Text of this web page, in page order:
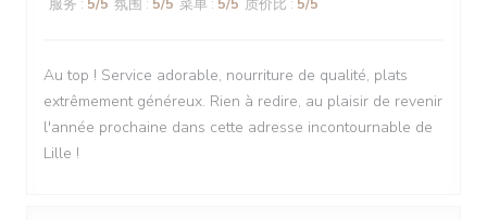
服务 : 5/5 氛围 : 5/5 菜单 : 5/5 质价比 : 5/5
Au top ! Service adorable, nourriture de qualité, plats
extrêmement généreux. Rien à redire, au plaisir de revenir
l'année prochaine dans cette adresse incontournable de
Lille !